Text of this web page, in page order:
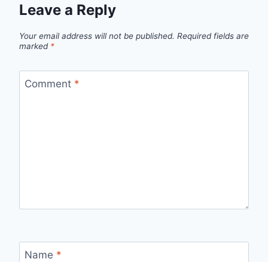
Leave a Reply
Your email address will not be published. Required fields are
marked *
Comment *
Name *